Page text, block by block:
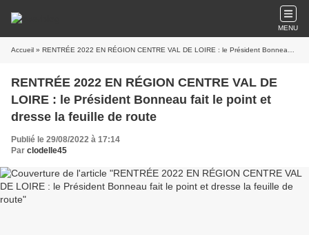
MENU
Accueil » RENTRÉE 2022 EN RÉGION CENTRE VAL DE LOIRE : le Président Bonneau fait le point et dresse la feuille de route
RENTRÉE 2022 EN RÉGION CENTRE VAL DE
LOIRE : le Président Bonneau fait le point et
dresse la feuille de route
Publié le 29/08/2022 à 17:14
Par clodelle45